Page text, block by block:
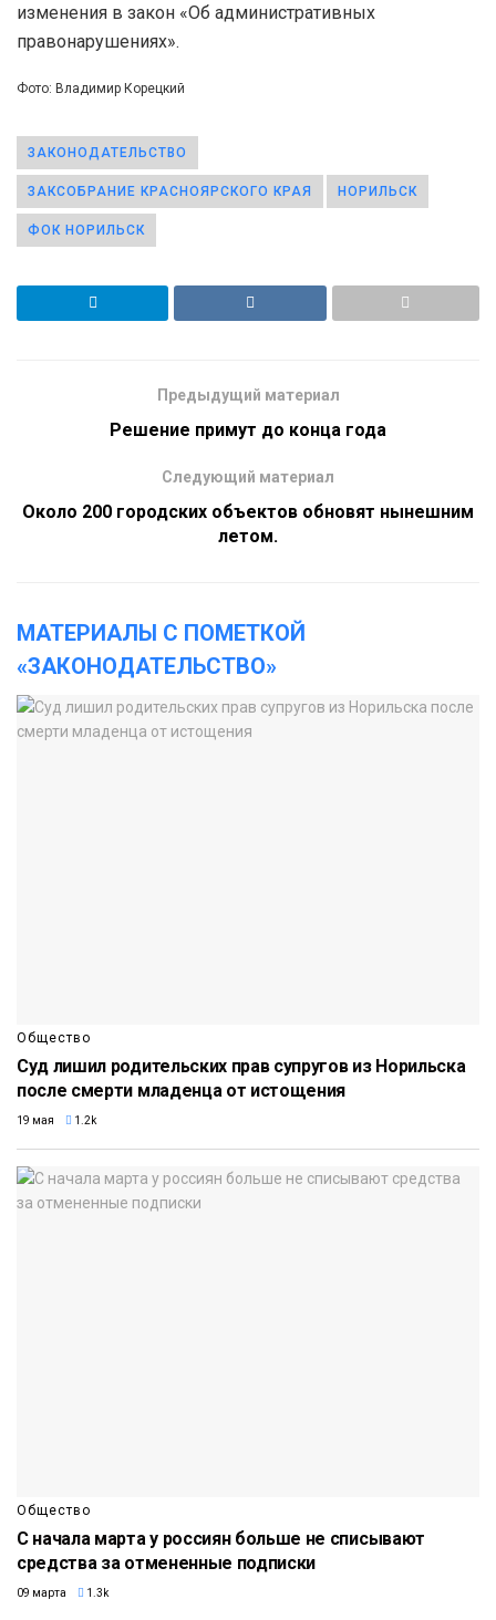
изменения в закон «Об административных
правонарушениях».
Фото: Владимир Корецкий
ЗАКОНОДАТЕЛЬСТВО
ЗАКСОБРАНИЕ КРАСНОЯРСКОГО КРАЯ НОРИЛЬСК
ФОК НОРИЛЬСК
Предыдущий материал
Решение примут до конца года
Следующий материал
Около 200 городских объектов обновят нынешним
летом.
МАТЕРИАЛЫ С ПОМЕТКОЙ
«ЗАКОНОДАТЕЛЬСТВО»
Общество
Суд лишил родительских прав супругов из Норильска
после смерти младенца от истощения
19 мая 1.2k
Общество
С начала марта у россиян больше не списывают
средства за отмененные подписки
09 марта 1.3k